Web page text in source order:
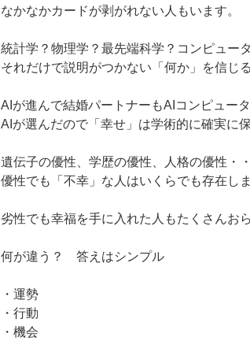
なかなかカードが剥がれない人もいます。
統計学？物理学？最先端科学？コンピュー
それだけで説明がつかない「何か」を信じ
AIが進んで結婚パートナーもAIコンピュー
AIが選んだので「幸せ」は学術的に確実に
遺伝子の優性、学歴の優性、人格の優性・
優性でも「不幸」な人はいくらでも存在しま
劣性でも幸福を手に入れた人もたくさんおら
何が違う？ 答えはシンプル
・運勢
・行動
・機会